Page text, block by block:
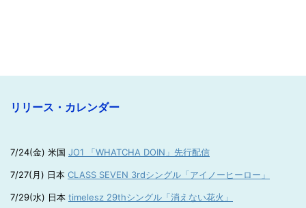
リリース・カレンダー
7/24(金) 米国 JO1 「WHATCHA DOIN」先行配信
7/27(月) 日本 CLASS SEVEN 3rdシングル「アイノーヒーロー」
7/29(水) 日本 timelesz 29thシングル「消えない花火」